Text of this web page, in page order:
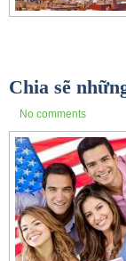
Chia sẽ
No comments